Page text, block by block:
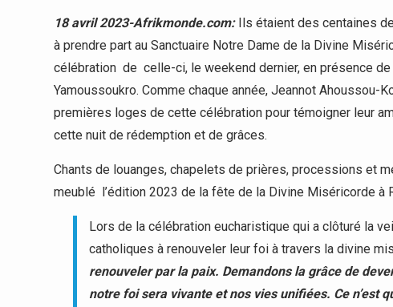
18 avril 2023-Afrikmonde.com:Ils étaient des centaines
à prendre part au Sanctuaire Notre Dame de la Divine
célébration de celle-ci, le weekend dernier, en présence
Yamoussoukro. Comme chaque année, Jeannot Ahoussou-
premières loges de cette célébration pour témoigner leur
cette nuit de rédemption et de grâces.
Chants de louanges, chapelets de prières, processions et
meublé l’édition 2023 de la fête de la Divine Miséricorde à
Lors de la célébration eucharistique qui a clôturé la
catholiques à renouveler leur foi à travers la divine
renouveler par la paix. Demandons la grâce de
notre foi sera vivante et nos vies unifiées. Ce n’est